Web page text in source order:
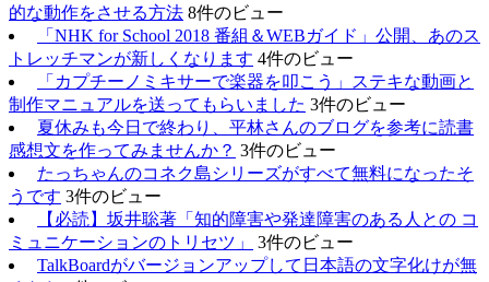
的な動作をさせる方法 8件のビュー
「NHK for School 2018 番組＆WEBガイド」公開、あのス
トレッチマンが新しくなります 4件のビュー
「カプチーノミキサーで楽器を叩こう」ステキな動画と
制作マニュアルを送ってもらいました 3件のビュー
夏休みも今日で終わり、平林さんのブログを参考に読書
感想文を作ってみませんか？ 3件のビュー
たっちゃんのコネク島シリーズがすべて無料になったそ
うです 3件のビュー
【必読】坂井聡著「知的障害や発達障害のある人との コ
ミュニケーションのトリセツ」
3件のビュー
TalkBoardがバージョンアップして日本語の文字化けが無